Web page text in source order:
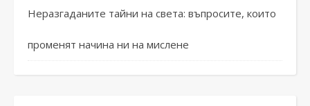
Неразгаданите тайни на света: въпросите, които
променят начина ни на мислене